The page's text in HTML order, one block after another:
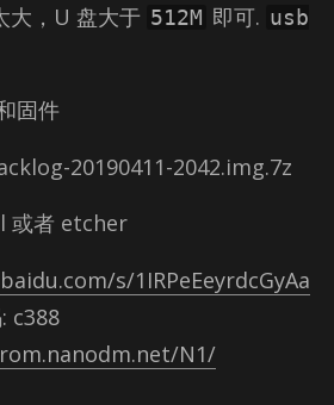
大，U 盘大于 512M 即可. usb
固件
20190411-2042.img.7z
或者 etcher
s/1IRPeEeyrdcGyAa
c388
N1/